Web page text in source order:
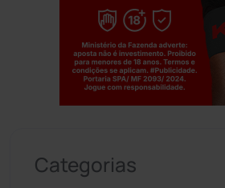
Categorias